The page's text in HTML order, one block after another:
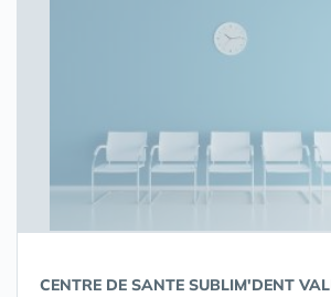
CENTRE DE SANTE SUBLIM'DENT